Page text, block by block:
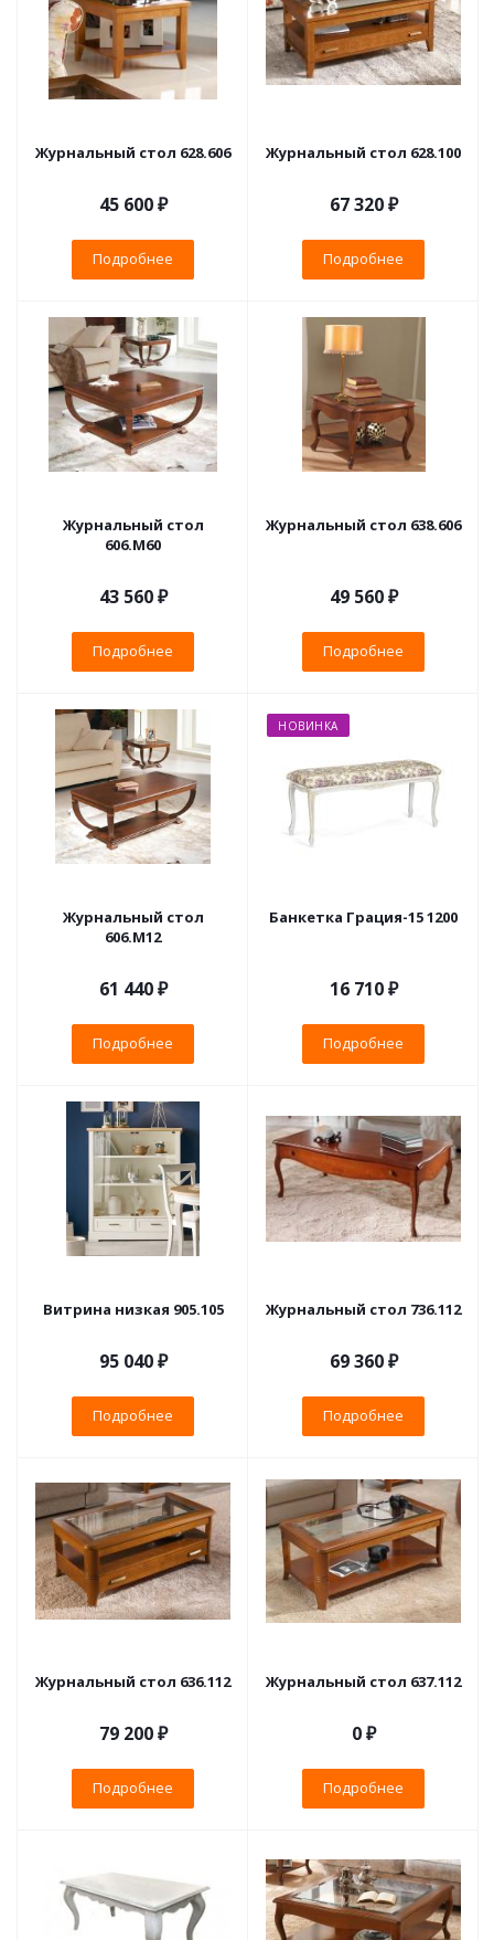
Журнальный стол 628.606
45 600 ₽
Подробнее
Журнальный стол 628.100
67 320 ₽
Подробнее
Журнальный стол
606.М60
43 560 ₽
Подробнее
Журнальный стол 638.606
49 560 ₽
Подробнее
Журнальный стол
606.М12
61 440 ₽
Подробнее
НОВИНКА
Банкетка Грация-15 1200
16 710 ₽
Подробнее
Витрина низкая 905.105
95 040 ₽
Подробнее
Журнальный стол 736.112
69 360 ₽
Подробнее
Журнальный стол 636.112
79 200 ₽
Подробнее
Журнальный стол 637.112
0 ₽
Подробнее